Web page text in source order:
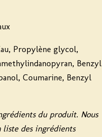
Propylène glycol,
Benzyl
Coumarine, Benzyl
du produit. Nous
liste des ingrédients